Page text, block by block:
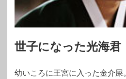
世子になった光海君
幼いころに王宮に入った金介屎